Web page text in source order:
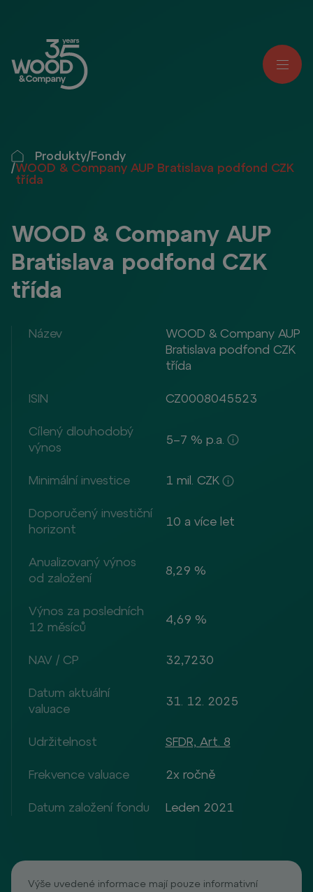
Produkty/Fondy
/WOOD & Company AUP Bratislava podfond CZK
třída
WOOD & Company AUP
Bratislava podfond CZK
třída
Název
WOOD & Company AUP
Bratislava podfond CZK
třída
ISIN CZ0008045523
Cílený dlouhodobý
výnos
5–7 % p.a.
Minimální investice 1 mil. CZK
Doporučený investiční
horizont
10 a více let
Anualizovaný výnos
od založení
8,29 %
Výnos za posledních
12 měsíců
4,69 %
NAV / CP 32,7230
Datum aktuální
valuace
31. 12. 2025
Udržitelnost SFDR, Art. 8
Frekvence valuace 2x ročně
Datum založení fondu Leden 2021
Výše uvedené informace mají pouze informativní